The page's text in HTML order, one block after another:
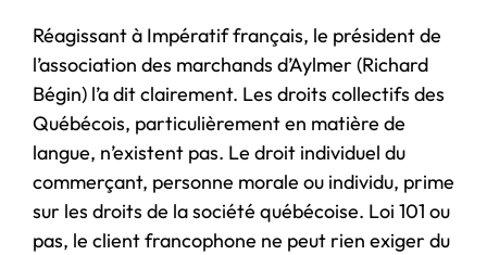
Réagissant à Impératif français, le président de
l’association des marchands d’Aylmer (Richard
Bégin) l’a dit clairement. Les droits collectifs des
Québécois, particulièrement en matière de
langue, n’existent pas. Le droit individuel du
commerçant, personne morale ou individu, prime
sur les droits de la société québécoise. Loi 101 ou
pas, le client francophone ne peut rien exiger du